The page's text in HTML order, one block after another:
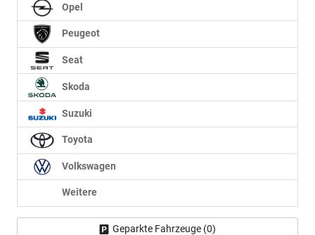
Opel
Peugeot
Seat
Skoda
Suzuki
Toyota
Volkswagen
Weitere
Geparkte Fahrzeuge (0)